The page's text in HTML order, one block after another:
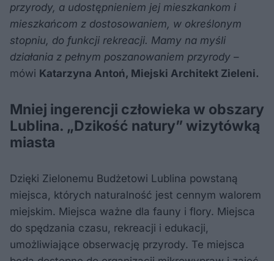
przyrody, a udostępnieniem jej mieszkankom i
mieszkańcom z dostosowaniem, w określonym
stopniu, do funkcji rekreacji. Mamy na myśli
działania z pełnym poszanowaniem przyrody –
mówi Katarzyna Antoń, Miejski Architekt Zieleni.
Mniej ingerencji człowieka w obszary
Lublina. „Dzikość natury” wizytówką
miasta
Dzięki Zielonemu Budżetowi Lublina powstaną
miejsca, których naturalność jest cennym walorem
miejskim. Miejsca ważne dla fauny i flory. Miejsca
do spędzania czasu, rekreacji i edukacji,
umożliwiające obserwację przyrody. Te miejsca